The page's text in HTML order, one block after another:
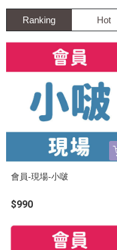
Ranking Hot
會員-現場-小啵
$990